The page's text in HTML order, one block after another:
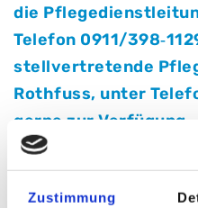
Zustimmung
die
Telefon 0911/
stellvertretende
Rothfuss, unter
gerne zur Verfügung.
FRAGEN ZUR STELLE?